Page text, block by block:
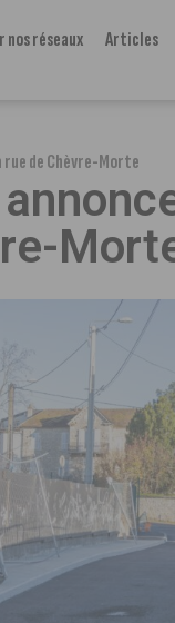
nos réseaux Articles
de Chèvre-Morte